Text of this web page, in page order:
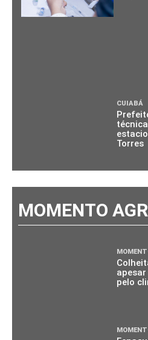
CUIABÁ
Torres
MOMENTO
pelo